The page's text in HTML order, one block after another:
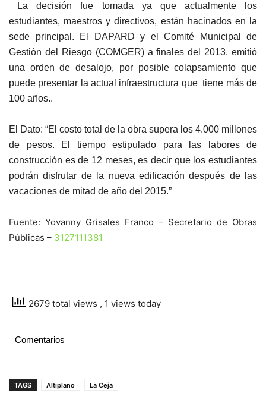
La decisión fue tomada ya que actualmente los
estudiantes, maestros y directivos, están hacinados en la
sede principal. El DAPARD y el Comité Municipal de
Gestión del Riesgo (COMGER) a finales del 2013, emitió
una orden de desalojo, por posible colapsamiento que
puede presentar la actual infraestructura que tiene más de
100 años..
El Dato: “El costo total de la obra supera los 4.000 millones
de pesos. El tiempo estipulado para las labores de
construcción es de 12 meses, es decir que los estudiantes
podrán disfrutar de la nueva edificación después de las
vacaciones de mitad de año del 2015.”
Fuente: Yovanny Grisales Franco – Secretario de Obras
Públicas – 3127111381
2679 total views , 1 views today
Comentarios
TAGS Altiplano La Ceja